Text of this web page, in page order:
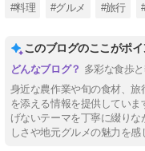
#料理 #グルメ #旅行
このブログのここがポイ
多彩な食歩
身近な農作業や旬の食材、旅
を添える情報を提供してい
げないテーマを丁寧に綴り
しさや地元グルメの魅力を感